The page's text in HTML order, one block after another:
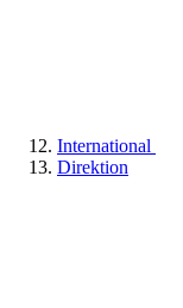
International
Direktion